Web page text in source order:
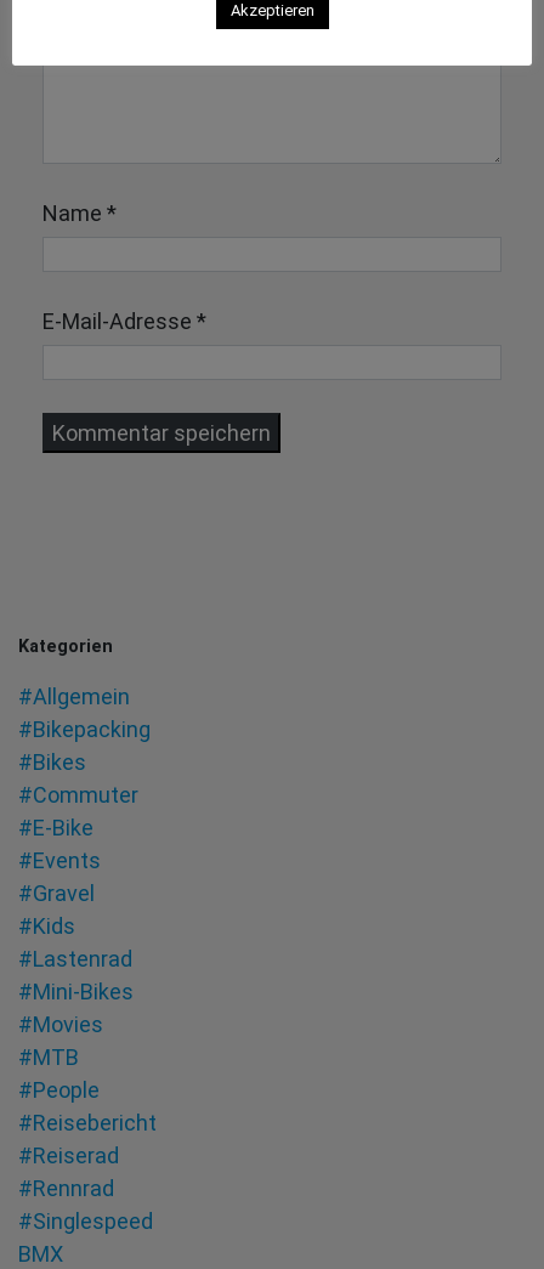
Name *
E-Mail-Adresse *
Kategorien
#Allgemein
#Bikepacking
#Bikes
#Commuter
#E-Bike
#Events
#Gravel
#Kids
#Lastenrad
#Mini-Bikes
#Movies
#MTB
#People
#Reisebericht
#Reiserad
#Rennrad
#Singlespeed
BMX
Akzeptieren